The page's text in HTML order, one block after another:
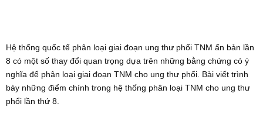
Hệ thống quốc tế phân loại giai đoạn ung thư phổi TNM ấn bản lần
8 có một số thay đổi quan trọng dựa trên những bằng chứng có ý
nghĩa để phân loại giai đoạn TNM cho ung thư phổi. Bài viết trình
bày những điểm chính trong hệ thống phân loại TNM cho ung thư
phổi lần thứ 8.